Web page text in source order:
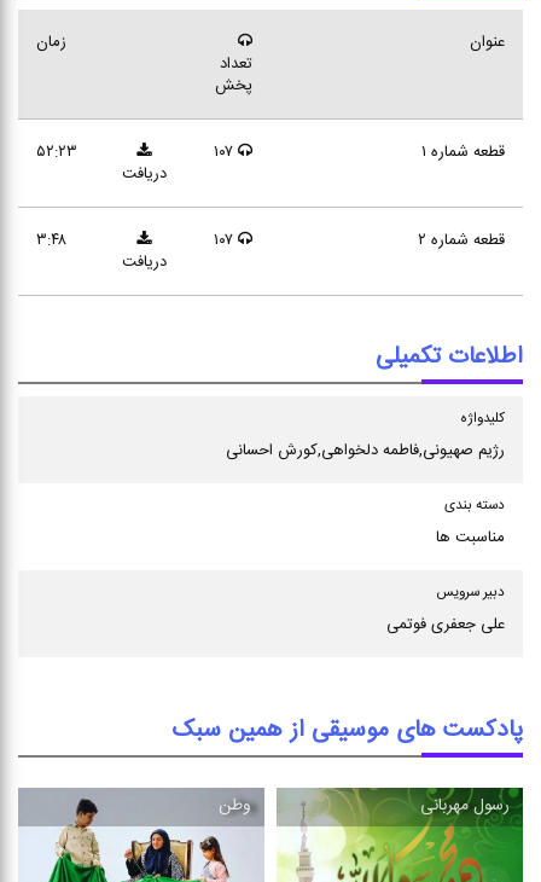
عنوان
زمان
تعداد
پخش
قطعه شماره ۱
۵۲:۲۳
دریافت
۱۰۷
قطعه شماره ۲
۳:۴۸
دریافت
۱۰۷
اطلاعات تکمیلی
كلیدواژه
رژیم صهیونی,فاطمه دلخواهی,كورش احسانی
دسته بندی
مناسبت ها
دبیر سرویس
علی جعفری فوتمی
پادکست های موسیقی از همین سبک
رسول مهربانی وطن